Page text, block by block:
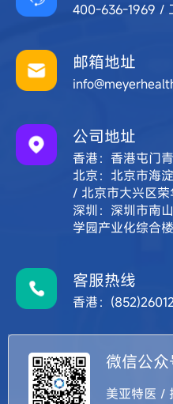
400-636-1969 /
邮箱地址
公司地址
香港：香港屯门
北京：北京市海
/ 北京市大兴区
深圳：深圳市南
学园产业化综合
客服热线
香港：
微信公众
美亚特医 /